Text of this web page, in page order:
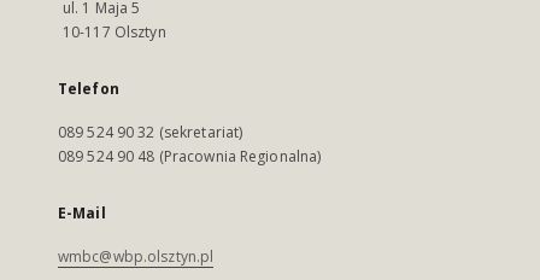
ul. 1 Maja 5
10-117 Olsztyn
Telefon
089 524 90 32 (sekretariat)
089 524 90 48 (Pracownia Regionalna)
E-Mail
wmbc@wbp.olsztyn.pl